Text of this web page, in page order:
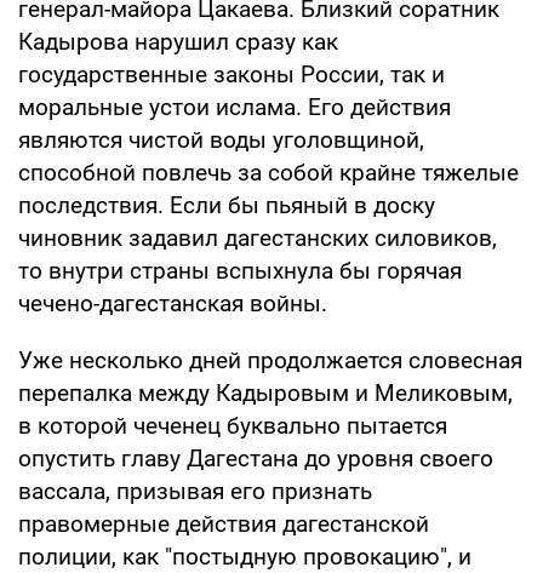
генерал-майора Цакаева. Близкий соратник
Кадырова нарушил сразу как
государственные законы России, так и
моральные устои ислама. Его действия
являются чистой воды уголовщиной,
способной повлечь за собой крайне тяжелые
последствия. Если бы пьяный в доску
чиновник задавил дагестанских силовиков,
то внутри страны вспыхнула бы горячая
чечено-дагестанская войны.
Уже несколько дней продолжается словесная
перепалка между Кадыровым и Меликовым,
в которой чеченец буквально пытается
опустить главу Дагестана до уровня своего
вассала, призывая его признать
правомерные действия дагестанской
полиции, как "постыдную провокацию", и